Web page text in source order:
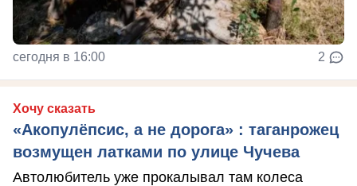
сегодня в 16:00 2
Хочу сказать
«Акопулёпсис, а не дорога» : таганрожец
возмущен латками по улице Чучева
Автолюбитель уже прокалывал там колеса